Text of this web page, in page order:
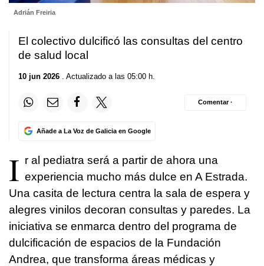
Adrián Freiria
El colectivo dulcificó las consultas del centro
de salud local
10 jun 2026 . Actualizado a las 05:00 h.
Añade a La Voz de Galicia en Google
Comentar ·
I r al pediatra será a partir de ahora una
experiencia mucho más dulce en A Estrada.
Una casita de lectura centra la sala de espera y
alegres vinilos decoran consultas y paredes. La
iniciativa se enmarca dentro del programa de
dulcificación de espacios de la Fundación
Andrea, que transforma áreas médicas y